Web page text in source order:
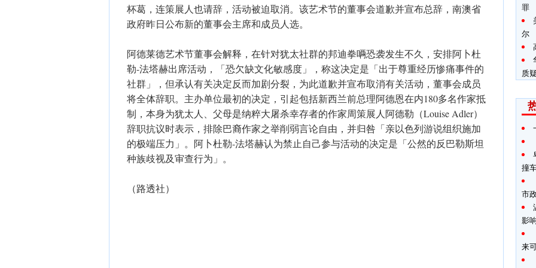
杯葛，连策展人也请辞，活动被迫取消。该艺术节的董事会道歉并宣布总辞，南澳省
政府昨日公布新的董事会主席和成员人选。
阿德莱德艺术节董事会解释，在针对犹太社群的邦迪拳唡恐袭发生不久，安排阿卜杜
勒-法塔赫出席活动，「恐欠缺文化敏感度」，称这决定是「出于尊重经历惨痛事件的
社群」，但承认有关决定反而加剧分裂，为此道歉并宣布取消有关活动，董事会成员
将全体辞职。主办单位最初的决定，引起包括新西兰前总理阿德恩在内180多名作家抵
制，本身为犹太人、父母是纳粹大屠杀幸存者的作家周策展人阿德勒（Louise Adler）
辞职抗议时表示，排除巴裔作家之举削弱言论自由，并归咎「亲以色列游说组织施加
的极端压力」。阿卜杜勒-法塔赫认为禁止自己参与活动的决定是「公然的反巴勒斯坦
种族歧视及审查行为」。
（路透社）
罪
尔
质
撞
市
影
来